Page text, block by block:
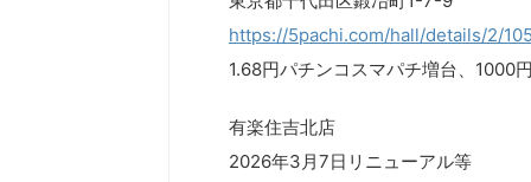
https://5pachi.com/hall/details/2/
1.68円パチンコスマパチ増台、1000
有楽住吉北店
2026年3月7日リニューアル等